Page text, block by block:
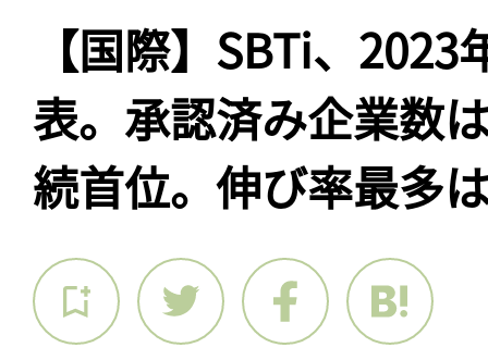
【国際】SBTi、
表。承認済み企業数
続首位。伸び率最多